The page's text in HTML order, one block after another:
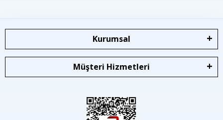
Kurumsal
Müşteri Hizmetleri